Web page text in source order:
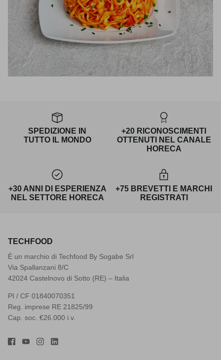
SPEDIZIONE IN
TUTTO IL MONDO
+20 RICONOSCIMENTI
OTTENUTI NEL CANALE
HORECA
+30 ANNI DI ESPERIENZA
NEL SETTORE HORECA
+75 BREVETTI E MARCHI
REGISTRATI
TECHFOOD
È un marchio di Techfood By Sogabe Srl
Via Spallanzani 8/C
42024 Castelnovo di Sotto (RE) – Italia
PI / CF 01840070351
Reg. imprese RE 21825/99
Cap. soc. €26.000 i.v.